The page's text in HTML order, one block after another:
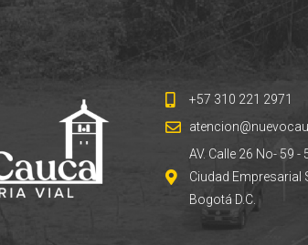
+57 310 221 2971
AV. Calle 26 No- 59 -
Ciudad Empresarial
Bogotá D.C.